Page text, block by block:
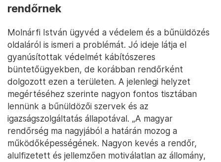
rendőrnek
Molnárfi István ügyvéd a védelem és a bűnüldözés
oldaláról is ismeri a problémát. Jó ideje látja el
gyanúsítottak védelmét kábítószeres
büntetőügyekben, de korábban rendőrként
dolgozott ezen a területen. A jelenlegi helyzet
megértéséhez szerinte nagyon fontos tisztában
lennünk a bűnüldözői szervek és az
igazságszolgáltatás állapotával. „A magyar
rendőrség ma nagyjából a határán mozog a
működőképességének. Nagyon kevés a rendőr,
alulfizetett és jellemzően motiválatlan az állomány,